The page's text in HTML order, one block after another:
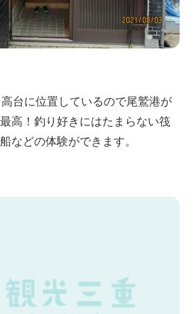
台に位置しているので尾鷲港が
高！釣り好きにはたまらない筏
などの体験ができます。